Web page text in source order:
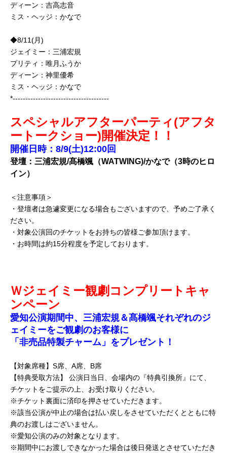
ディーン：吉高志音
ミス・ヘッジ：かなで
◆8/11(月)
ジェイミー：三浦宏規
プリティ：唯月ふうか
ディーン：神里優希
ミス・ヘッジ：かなで
*--------------------------------------
スペシャルアフターパーティ(アフタ
ートークショー)開催決定！！
開催日時：8/9(土)12:00回
登壇：三浦宏規/髙橋颯（WATWING)/かなで（3時のヒロ
イン）
＜注意事項＞
・登壇者は急遽変更になる場合もございますので、予めご了承く
ださい。
・対象公演回のチケットをお持ちの皆様ご参加頂けます。
・お時間は約15分程度を予定しております。
Ｗジェイミー観劇コンプリートキャ
ンペーン
愛知公演期間中、三浦宏規＆髙橋颯それぞれのジ
ェイミーをご観劇のお客様に
「非売品特製チャーム」をプレゼント！
【対象席種】S席、A席、B席
【特典受取方法】 公演日当日、会場内の『特典引換所』にて、
チケットをご提示の上、お受け取りください。
※チケット裏面に済印を押させていただきます。
※該当公演が中止の場合は払い戻しをさせていただくとともに特
典のお渡しはございません。
※愛知公演のみの対象となります。
※期間中にお渡しできなかった場合は後日発送とさせていただき